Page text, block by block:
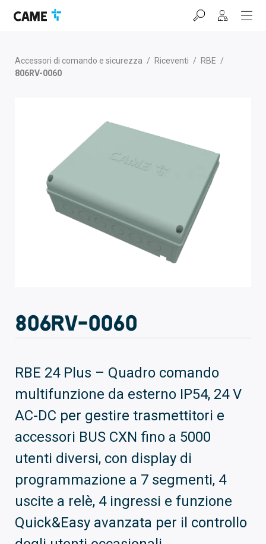
navigazione
Accessori di comando e sicurezza / Riceventi / RBE /
806RV-0060
806RV-0060
RBE 24 Plus – Quadro comando
multifunzione da esterno IP54, 24 V
AC-DC per gestire trasmettitori e
accessori BUS CXN fino a 5000
utenti diversi, con display di
programmazione a 7 segmenti, 4
uscite a relè, 4 ingressi e funzione
Quick&Easy avanzata per il controllo